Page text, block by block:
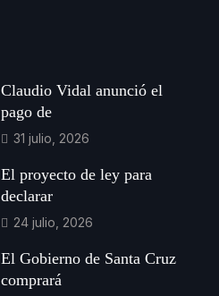
Claudio Vidal anunció el
pago de
31 julio, 2026
El proyecto de ley para
declarar
24 julio, 2026
El Gobierno de Santa Cruz
comprará